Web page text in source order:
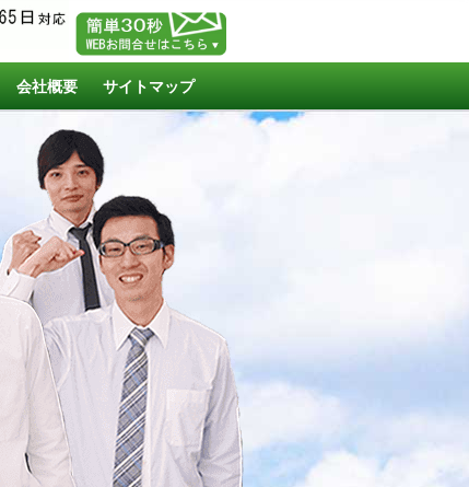
会社概要 サイトマップ